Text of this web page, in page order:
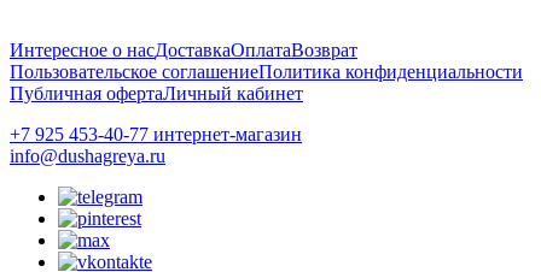
Интересное о насДоставкаОплатаВозврат
Пользовательское соглашениеПолитика конфиденциальности
Публичная офертаЛичный кабинет
+7 925 453-40-77 интернет-магазин
info@dushagreya.ru